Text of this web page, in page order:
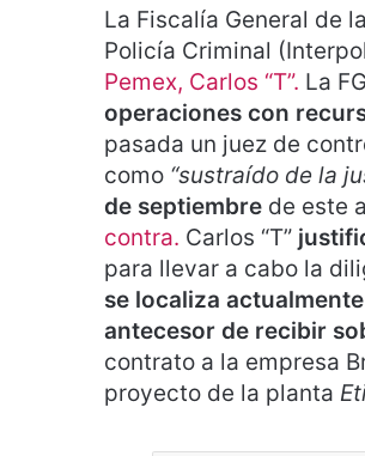
La Fiscalía General de
Policía Criminal
Pemex, Carlos “T”. La
operaciones con
pasada un juez de
como “sustraído de la
de septiembre de este
contra. Carlos “T”
para llevar a cabo la
se localiza
antecesor de recibir
contrato a la empresa
proyecto de la planta